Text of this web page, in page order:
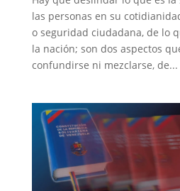
las personas en su
o seguridad ciudadana, de lo
la nación; son dos aspectos
confundirse ni mezclarse, de...